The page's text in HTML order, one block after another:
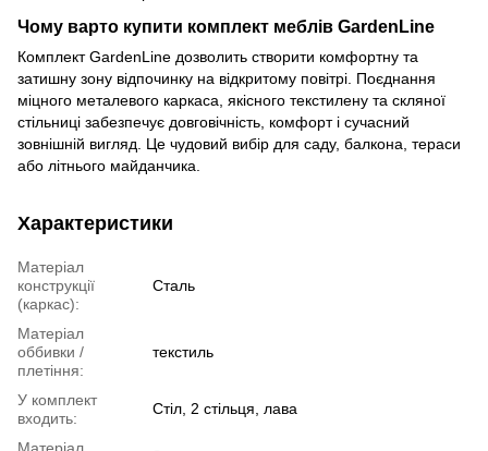
Чому варто купити комплект меблів GardenLine
Комплект GardenLine дозволить створити комфортну та
затишну зону відпочинку на відкритому повітрі. Поєднання
міцного металевого каркаса, якісного текстилену та скляної
стільниці забезпечує довговічність, комфорт і сучасний
зовнішній вигляд. Це чудовий вибір для саду, балкона, тераси
або літнього майданчика.
Характеристики
Матеріал
конструкції
(каркас):
Сталь
Матеріал
оббивки /
плетіння:
текстиль
У комплект
входить:
Стіл, 2 стільця, лава